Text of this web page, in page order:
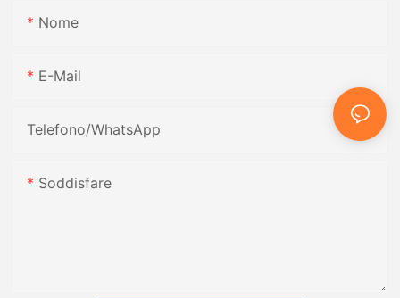
Nome
E-Mail
Telefono/WhatsApp
Soddisfare